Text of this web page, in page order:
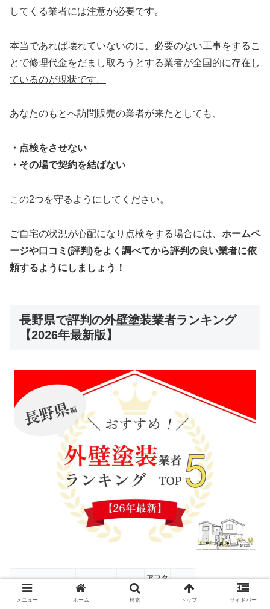
してくる業者には注意が必要です。
本当であれば壊れていないのに、必要のない工事をするこ
とで修理代金をだまし取ろうとする業者が全国的に存在し
ているのが現状です。
あなたのもとへ訪問販売の業者が来たとしても、
・点検をさせない
・その場で契約を結ばない
この2つを守るようにしてください。
ご自宅の状況が心配になり点検をする場合には、 ホームペ
ージや口コミ(評判)をよく調べてから評判の良い業者に依
頼するようにしましょう！
長野県で評判の外壁塗装業者ランキング
【2026年最新版】
おすすめ度
サービ
ス品質
アフタ
施工
実績
メニュー ホーム 検索 トップ サイドバー